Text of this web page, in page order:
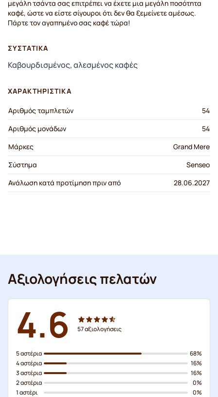
μεγάλη τσάντα σας επιτρέπει να έχετε μια μεγάλη ποσότητα
καφέ, ώστε να είστε σίγουροι ότι δεν θα ξεμείνετε αμέσως.
Πάρτε τον αγαπημένο σας καφέ τώρα!
ΣΥΣΤΑΤΙΚΆ
Καβουρδισμένος, αλεσμένος καφές
ΧΑΡΑΚΤΗΡΙΣΤΙΚΆ
Αριθμός ταμπλετών
54
Αριθμός μονάδων
54
Μάρκες
Grand Mere
Σύστημα
Senseo
Ανάλωση κατά προτίμηση πριν από
28.06.2027
Αξιολογήσεις πελατών
4.6 57αξιολογήσεις
5 αστέρια
4 αστέρια
3 αστέρια
2 αστέρια
1 αστέρι
68%
16%
16%
0%
0%